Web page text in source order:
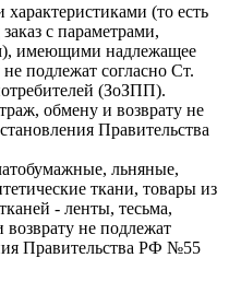
(то есть
с параметрами,
имеющими надлежащее
подлежат согласно Ст.
(ЗоЗПП).
обмену и возврату не
Правительства
льняные,
ткани, товары из
- ленты, тесьма,
не подлежат
Правительства РФ №55